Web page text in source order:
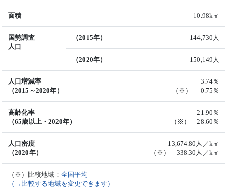
面積 10.98k㎡
国勢調査
人口
（2015年） 144,730人
（2020年） 150,149人
人口増減率
（2015～2020年）
3.74％
（※） -0.75％
高齢化率
（65歳以上・2020年）
21.90％
（※） 28.60％
人口密度
（2020年）
13,674.80人／k㎡
（※） 338.30人／k㎡
（※）比較地域：全国平均
（→比較する地域を変更できます）